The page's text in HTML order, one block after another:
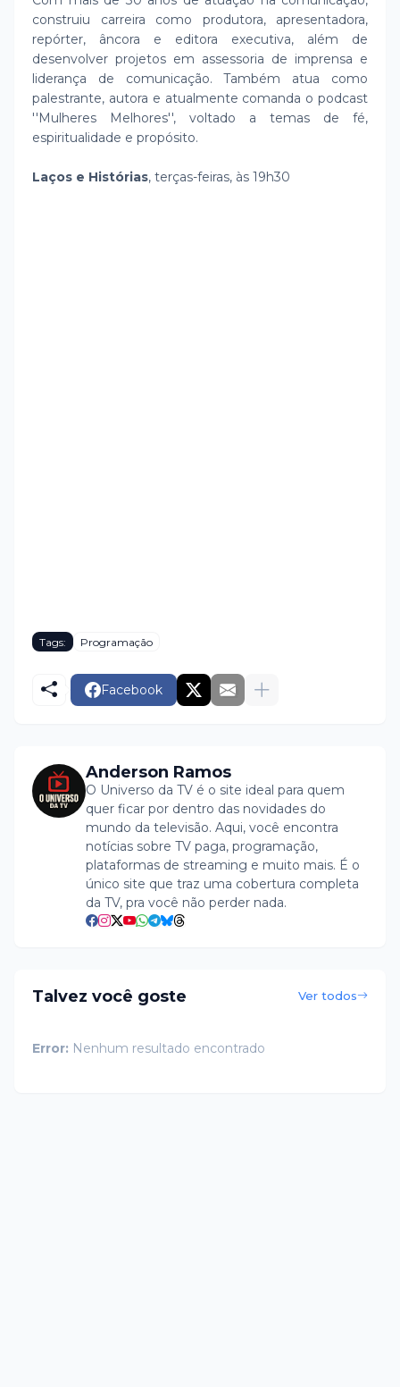
construiu carreira como produtora, apresentadora,
repórter, âncora e editora executiva, além de
desenvolver projetos em assessoria de imprensa e
liderança de comunicação. Também atua como
palestrante, autora e atualmente comanda o podcast
''Mulheres Melhores'', voltado a temas de fé,
espiritualidade e propósito.
Laços e Histórias, terças-feiras, às 19h30
Tags: Programação
Facebook
Anderson Ramos
O Universo da TV é o site ideal para quem
quer ficar por dentro das novidades do
mundo da televisão. Aqui, você encontra
notícias sobre TV paga, programação,
plataformas de streaming e muito mais. É o
único site que traz uma cobertura completa
da TV, pra você não perder nada.
Talvez você goste Ver todos
Error: Nenhum resultado encontrado